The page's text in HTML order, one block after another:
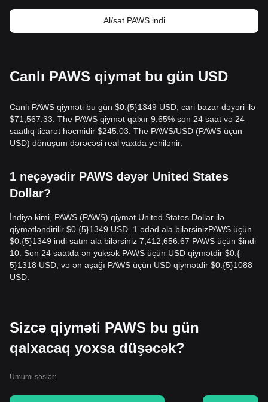
Al/sat PAWS indi
Canlı PAWS qiymət bu gün USD
Canlı PAWS qiyməti bu gün $0.{​5}1349 USD, cari bazar dəyəri ilə
$71,567.33. The PAWS qiymət qalxır 9.65% son 24 saat və 24
saatlıq ticarət həcmidir $245.03. The PAWS/USD (PAWS üçün
USD) dönüşüm dərəcəsi real vaxtda yenilənir.
1 neçəyədir PAWS dəyər United States
Dollar?
İndiyə kimi, PAWS (PAWS) qiymət United States Dollar ilə
qiymətləndirilir $0.{​5}1349 USD. 1 ədəd ala bilərsinizPAWS üçün
$0.{​5}1349 indi satın ala bilərsiniz 7,412,656.67 PAWS üçün $indi
10. Son 24 saatda ən yüksək PAWS üçün USD qiymətdir $0.{​
5}1318 USD, və ən aşağı PAWS üçün USD qiymətdir $0.{​5}1088
USD.
Sizcə qiyməti PAWS bu gün
qalxacaq yoxsa düşəcək?
Ümumi səslər: